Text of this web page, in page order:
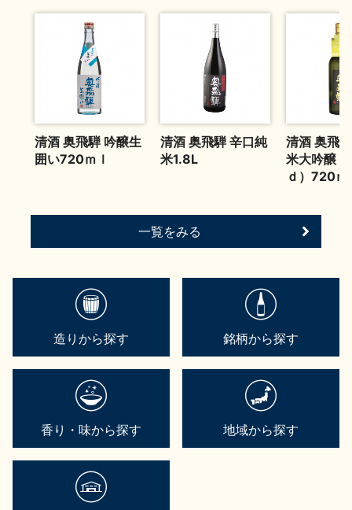
清酒 奥飛騨 吟醸生
囲い720ｍｌ
清酒 奥飛騨 辛口純
米1.8L
清酒 奥飛
米大吟醸
ｄ）720ｍ
一覧をみる
造りから探す 銘柄から探す
香り・味から探す 地域から探す